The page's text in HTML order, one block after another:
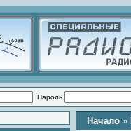
Пароль
Начало »